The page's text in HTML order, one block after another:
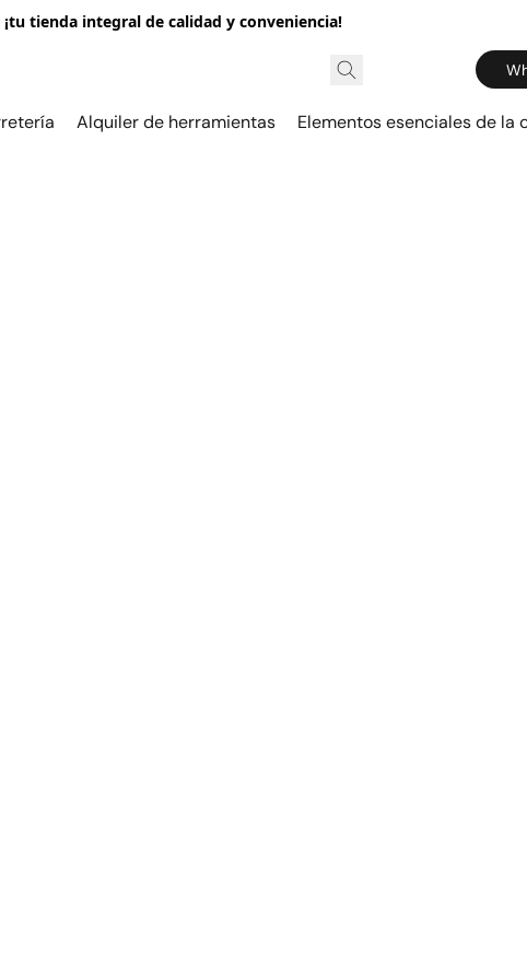
¡tu tienda integral de calidad y conveniencia!
Alquiler de herramientas Elementos esenciales de la